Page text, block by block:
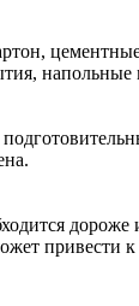
напольные
дороже
привести к